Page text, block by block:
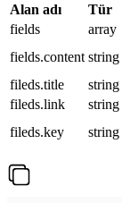
Alan adı Tür
fields
array
fields.content string
fileds.title
string
fileds.link
string
fileds.key
string